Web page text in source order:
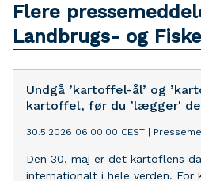
Flere
Landbrugs- og
Undgå ’kartoffel-ål’ og
kartoffel, før du ’lægger'
30.5.2026 06:00:00 CEST
Den 30. maj er det kartoflens
internationalt i hele verden. For